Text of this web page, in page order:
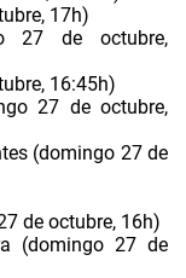
17h)
27 de octubre,
16:45h)
27 de octubre,
(domingo 27 de
de octubre, 16h)
(domingo 27 de